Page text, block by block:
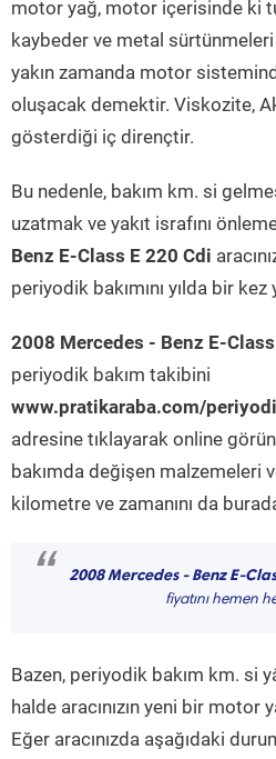
motor yağ, motor içerisinde ki
kaybeder ve metal sürtünmeleri
yakın zamanda motor
oluşacak demektir. Viskozite,
gösterdiği iç dirençtir.
Bu nedenle, bakım km. si
uzatmak ve yakıt israfını
Benz E-Class E 220 Cdi
periyodik bakımını yılda bir kez
2008 Mercedes - Benz E-
periyodik bakım takibini
www.pratikaraba.com/
adresine tıklayarak online
bakımda değişen malzemeleri
kilometre ve zamanını da
“ 2008 Mercedes - Benz E-
fiyatını hemen
Bazen, periyodik bakım km. si
halde aracınızın yeni bir motor
Eğer aracınızda aşağıdaki